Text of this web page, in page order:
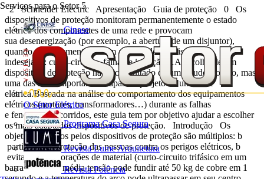
Serviços para o Setor 5
Cinase
O Setor Elétrico
Programa Casa Segura
Revista Lume Arquitetura
Revista Potência
2 Schneider Electric Apresentação Guia de proteção 0 Os
dispositivos de proteção monitoram permanentemente o estado
elétrico dos componentes de uma rede e provocam
sua desenergização (por exemplo, a abertura de um disjuntor),
quando estes elementos forem a causa de um distúrbio
indesejado: curto-circuito, falha de isolação…A escolha de um
dispositivo de proteção não é o resultado de um estudo isolado, mas
uma das mais importantes etapas do projeto de uma rede
elétrica.Baseada na análise do comportamento dos equipamentos
elétricos (motores, transformadores…) durante as falhas
e fenômenos ocorridos, este guia tem por objetivo ajudar a escolher
os mais adaptados dispositivos de proteção. Introdução Os
objetivos visados pelos dispositivos de proteção são múltiplos: b
participar na proteção das pessoas contra os perigos elétricos, b
evitar as deteriorações de material (curto-circuito trifásico em um
barramento de média tensão pode fundir até 50 kg de cobre em 1